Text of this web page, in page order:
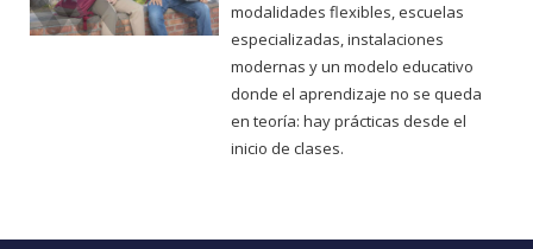
modalidades flexibles, escuelas
especializadas, instalaciones
modernas y un modelo educativo
donde el aprendizaje no se queda
en teoría: hay prácticas desde el
inicio de clases.